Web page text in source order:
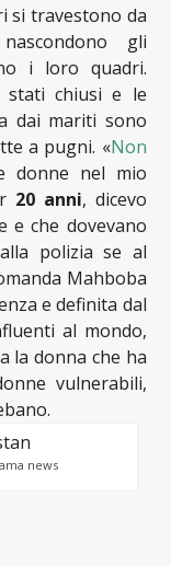
si travestono da
gli
i loro quadri.
stati chiusi e le
dai mariti sono
a pugni. «Non
donne nel mio
20 anni, dicevo
e che dovevano
polizia se al
Mahboba
e definita dal
al mondo,
la donna che ha
vulnerabili,
news